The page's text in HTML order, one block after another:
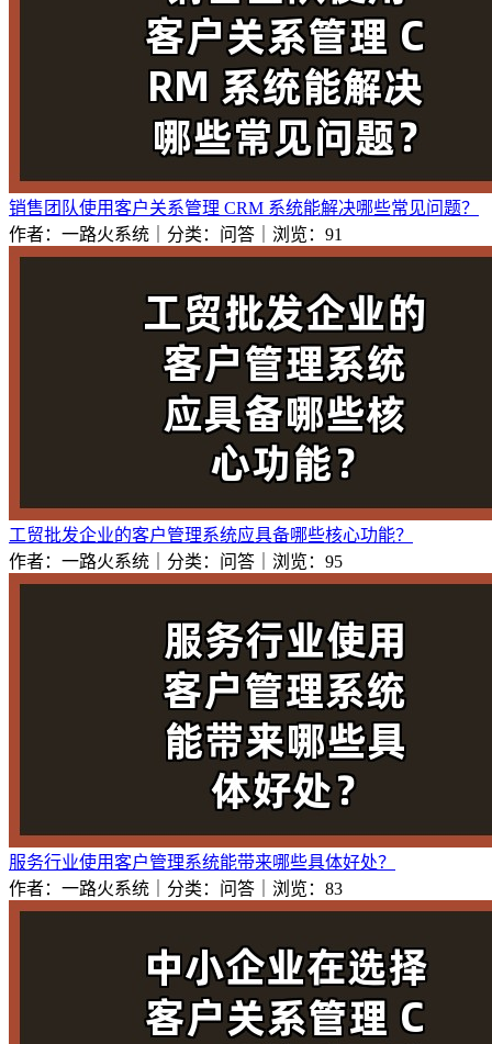
销售团队使用客户关系管理 CRM 系统能解决哪些常见问题？
作者：一路火系统｜分类：问答｜浏览：91
工贸批发企业的客户管理系统应具备哪些核心功能？
作者：一路火系统｜分类：问答｜浏览：95
服务行业使用客户管理系统能带来哪些具体好处？
作者：一路火系统｜分类：问答｜浏览：83